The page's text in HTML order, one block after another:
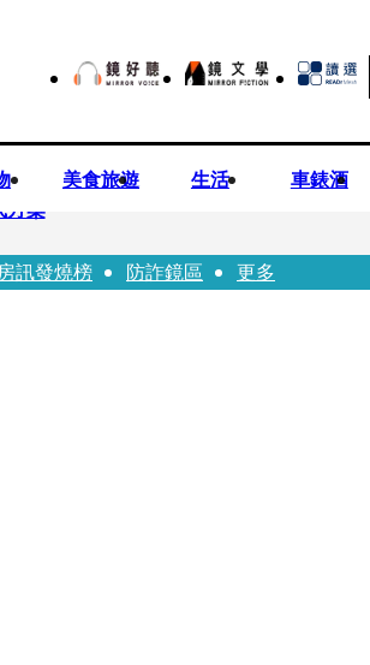
美食旅遊 生活 車錶酒
方案
：將採必要憲政作為
房訊發燒榜 防詐鏡區 更多